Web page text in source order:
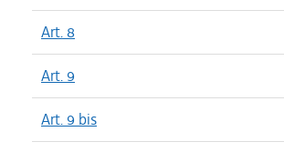
Art. 8
Art. 9
Art. 9 bis